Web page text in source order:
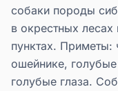
собаки породы
в окрестных
пунктах.
ошейнике, голубые
голубые глаза.